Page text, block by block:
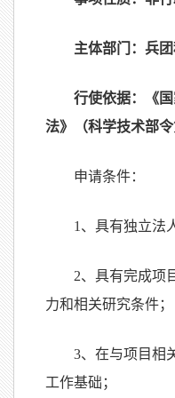
主体部门：兵团
行使依据：《国
法》（科学技术部
申请条件：
1 、具有独立法
2、具有完成项
力和相关研究条件；
3、在与项目相
工作基础；